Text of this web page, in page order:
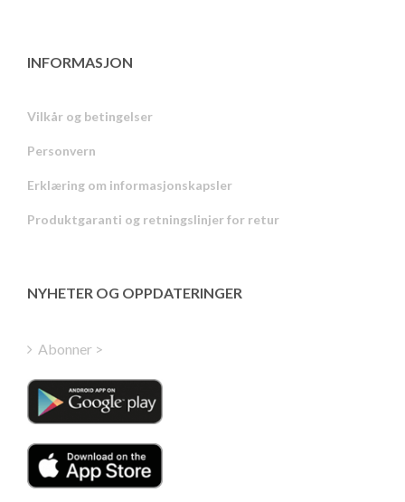
INFORMASJON
Vilkår og betingelser
Personvern
Erklæring om informasjonskapsler
Produktgaranti og retningslinjer for retur
NYHETER OG OPPDATERINGER
Abonner >